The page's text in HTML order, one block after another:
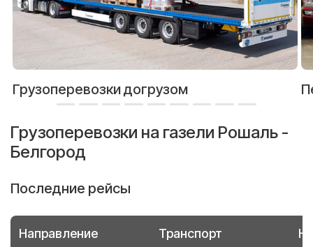
Грузоперевозки догрузом
Грузоперевозки на газели Рошаль -
Белгород
Последние рейсы
Направление Транспорт